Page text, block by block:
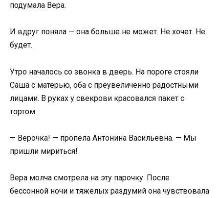
подумала Вера.
И вдруг поняла — она больше не может. Не хочет. Не
будет.
Утро началось со звонка в дверь. На пороге стояли
Саша с матерью, оба с преувеличенно радостными
лицами. В руках у свекрови красовался пакет с
тортом.
— Верочка! — пропела Антонина Васильевна. — Мы
пришли мириться!
Вера молча смотрела на эту парочку. После
бессонной ночи и тяжелых раздумий она чувствовала